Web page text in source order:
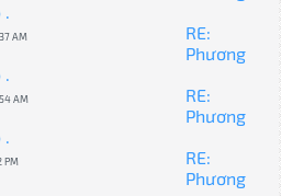
.
AM
RE:
Phương
.
AM
RE:
Phương
.
PM
RE:
Phương